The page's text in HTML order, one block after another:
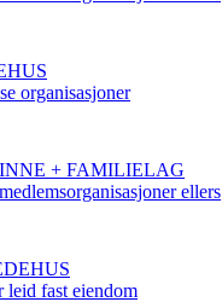
organisasjoner
+ FAMILIELAG
ellers
leid fast eiendom